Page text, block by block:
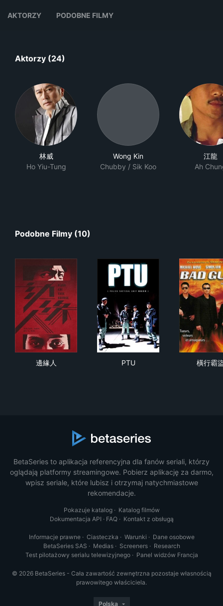
AKTORZY PODOBNE FILMY
Aktorzy (24)
林威
Ho Yiu-Tung
Wong Kin
Chubby / Sik Koo
江龍
Ah
Podobne Filmy (10)
邊緣人 PTU 橫行霸
BetaSeries to aplikacja referencyjna dla fanów seriali, którzy
oglądają platformy streamingowe. Pobierz aplikację za darmo,
wpisz seriale, które lubisz i otrzymaj natychmiastowe
rekomendacje.
Pokazuje katalog· Katalog filmów
Dokumentacja API · FAQ· Kontakt z obsługą
Informacje prawne· Ciasteczka · Warunki · Dane osobowe
BetaSeries SAS · Medias· Screeners· Research
Test pilotażowy serialu telewizyjnego· Panel widzów Francja
© 2026 BetaSeries - Cała zawartość zewnętrzna pozostaje własnością
prawowitego właściciela.
Polska